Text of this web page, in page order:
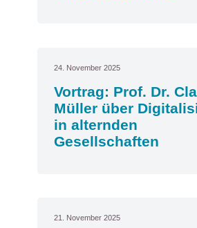
24. November 2025
Vortrag: Prof. Dr.
Müller über
in alternden
Gesellschaften
21. November 2025